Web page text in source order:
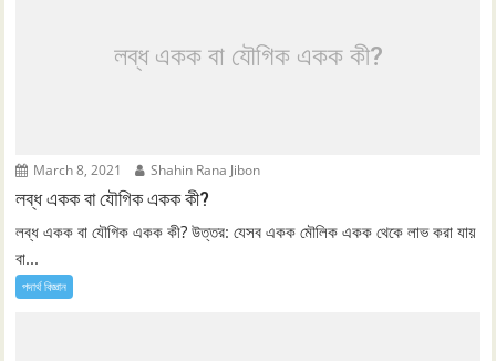
লব্ধ একক বা যৌগিক একক কী?
March 8, 2021 Shahin Rana Jibon
লব্ধ একক বা যৌগিক একক কী?
লব্ধ একক বা যৌগিক একক কী? উত্তর: যেসব একক মৌলিক একক থেকে লাভ করা যায়
বা...
পদার্থ বিজ্ঞান